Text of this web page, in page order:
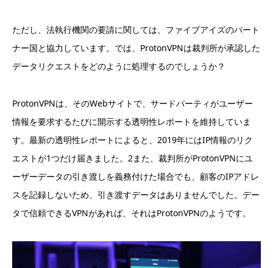
ただし、法執行機関の要請に関しては、ファイブアイズのパート
ナー国と協力しています。では、ProtonVPNは裁判所が承認した
データリクエストをどのように処理するのでしょうか？
ProtonVPNは、そのWebサイトで、サードパーティがユーザー
情報を要求するたびに開示する透明性レポートを維持していま
す。最新の透明性レポートによると、2019年にはIP情報のリク
エストが1つだけ届きました。2また、裁判所がProtonVPNにユ
ーザーデータの引き渡しを義務付けた場合でも、顧客のIPアドレ
スを記録しないため、引き渡すデータはありませんでした。デー
タで信頼できるVPNがあれば、それはProtonVPNのようです。